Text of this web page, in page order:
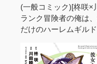
(一般コミック)[柊咲×
ランク冒険者の俺は
だけのハーレムギル